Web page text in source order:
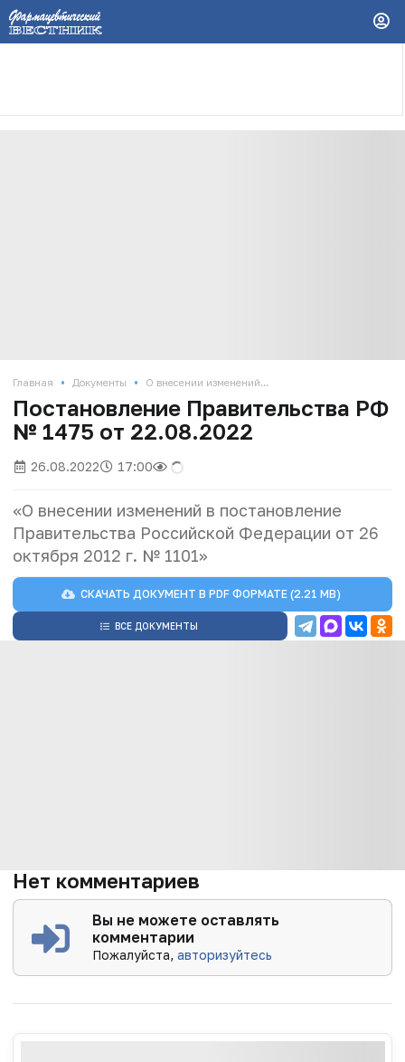
Главная • Документы • О внесении изменений...
Постановление Правительства РФ
№ 1475 от 22.08.2022
26.08.2022 17:00
«О внесении изменений в постановление
Правительства Российской Федерации от 26
октября 2012 г. № 1101»
СКАЧАТЬ ДОКУМЕНТ В PDFФОРМАТЕ (2.21 MB)
ВСЕ ДОКУМЕНТЫ
Нет комментариев
Вы не можете оставлять
комментарии
Пожалуйста,авторизуйтесь